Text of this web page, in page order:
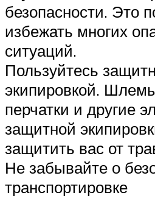
безопасности. Это
избежать многих
ситуаций.
Пользуйтесь
экипировкой.
перчатки и другие
защитной
защитить вас от
Не забывайте о
транспортировке